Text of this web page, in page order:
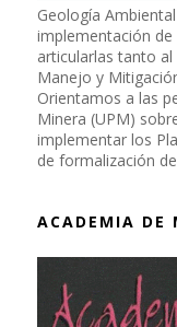
Geología
implementación de
articularlas tanto al
Manejo y
Orientamos a las
Minera (UPM)
implementar los
de formalización
ACADEMIA DE